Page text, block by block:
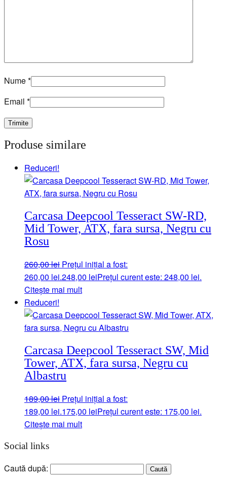
Nume*
Email *
Produse similare
Reduceri!
Carcasa Deepcool Tesseract SW-RD,
Mid Tower, ATX, fara sursa, Negru cu
Rosu
260,00lei Prețul inițial a fost:
260,00 lei.248,00 leiPrețul curent este: 248,00 lei.
Citește mai mult
Reduceri!
Carcasa Deepcool Tesseract SW, Mid
Tower, ATX, fara sursa, Negru cu
Albastru
189,00lei Prețul inițial a fost:
189,00 lei.175,00 leiPrețul curent este: 175,00 lei.
Citește mai mult
Social links
Caută după: